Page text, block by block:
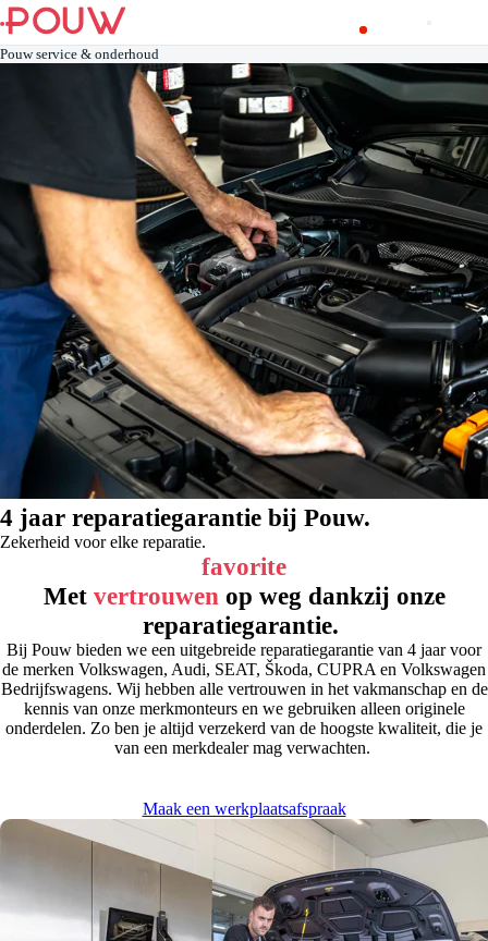
Pouw service & onderhoud
4 jaar reparatiegarantie bij Pouw.
Zekerheid voor elke reparatie.
favorite
Met vertrouwenop weg dankzij onze
reparatiegarantie.
Bij Pouw bieden we een uitgebreide reparatiegarantie van 4 jaar voor
de merken Volkswagen, Audi, SEAT, Škoda, CUPRA en Volkswagen
Bedrijfswagens. Wij hebben alle vertrouwen in het vakmanschap en de
kennis van onze merkmonteurs en we gebruiken alleen originele
onderdelen. Zo ben je altijd verzekerd van de hoogste kwaliteit, die je
van een merkdealer mag verwachten.
Maak een werkplaatsafspraak